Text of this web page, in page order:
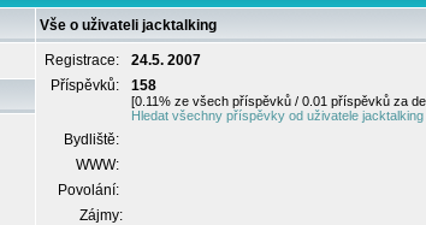
Vše o uživateli jacktalking
Registrace:
24.5. 2007
Příspěvků:
158
[0.11% ze všech příspěvků / 0.01 příspěvků za
Hledat všechny příspěvky od uživatele jacktalking
Bydliště:
WWW:
Povolání:
Zájmy: